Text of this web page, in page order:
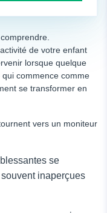
de votre enfant
lorsque quelque
commence comme
se transformer en
vers un moniteur
se
inaperçues